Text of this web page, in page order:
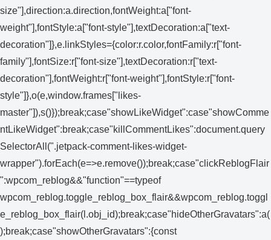
size"],direction:a.direction,fontWeight:a["font-
weight"],fontStyle:a["font-style"],textDecoration:a["text-
decoration"]},e.linkStyles={color:r.color,fontFamily:r["font-
family"],fontSize:r["font-size"],textDecoration:r["text-
decoration"],fontWeight:r["font-weight"],fontStyle:r["font-
style"]},o(e,window.frames["likes-
master"]),s()});break;case"showLikeWidget":case"showComme
ntLikeWidget":break;case"killCommentLikes":document.query
SelectorAll(".jetpack-comment-likes-widget-
wrapper").forEach(e=>e.remove());break;case"clickReblogFlair
":wpcom_reblog&&"function"==typeof
wpcom_reblog.toggle_reblog_box_flair&&wpcom_reblog.toggl
e_reblog_box_flair(l.obj_id);break;case"hideOtherGravatars":a(
);break;case"showOtherGravatars":{const